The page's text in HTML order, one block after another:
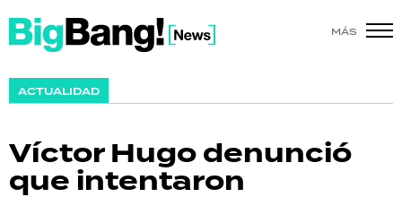
MÁS
ACTUALIDAD
Víctor Hugo denunció
que intentaron
SHOW
ACTUALIDAD